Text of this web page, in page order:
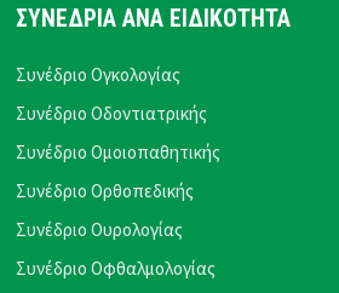
ΣΥΝΕΔΡΙΑ ΑΝΑ ΕΙΔΙΚΟΤΗΤΑ
Συνέδριο Ογκολογίας
Συνέδριο Οδοντιατρικής
Συνέδριο Ομοιοπαθητικής
Συνέδριο Ορθοπεδικής
Συνέδριο Ουρολογίας
Συνέδριο Οφθαλμολογίας